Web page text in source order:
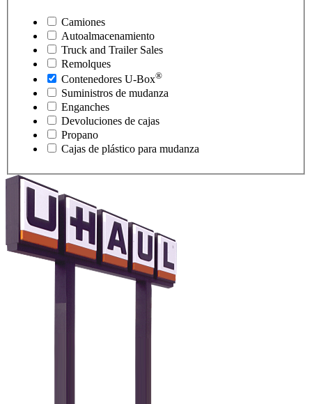
Camiones
Autoalmacenamiento
Truck and Trailer Sales
Remolques
Contenedores U-Box®
Suministros de mudanza
Enganches
Devoluciones de cajas
Propano
Cajas de plástico para mudanza